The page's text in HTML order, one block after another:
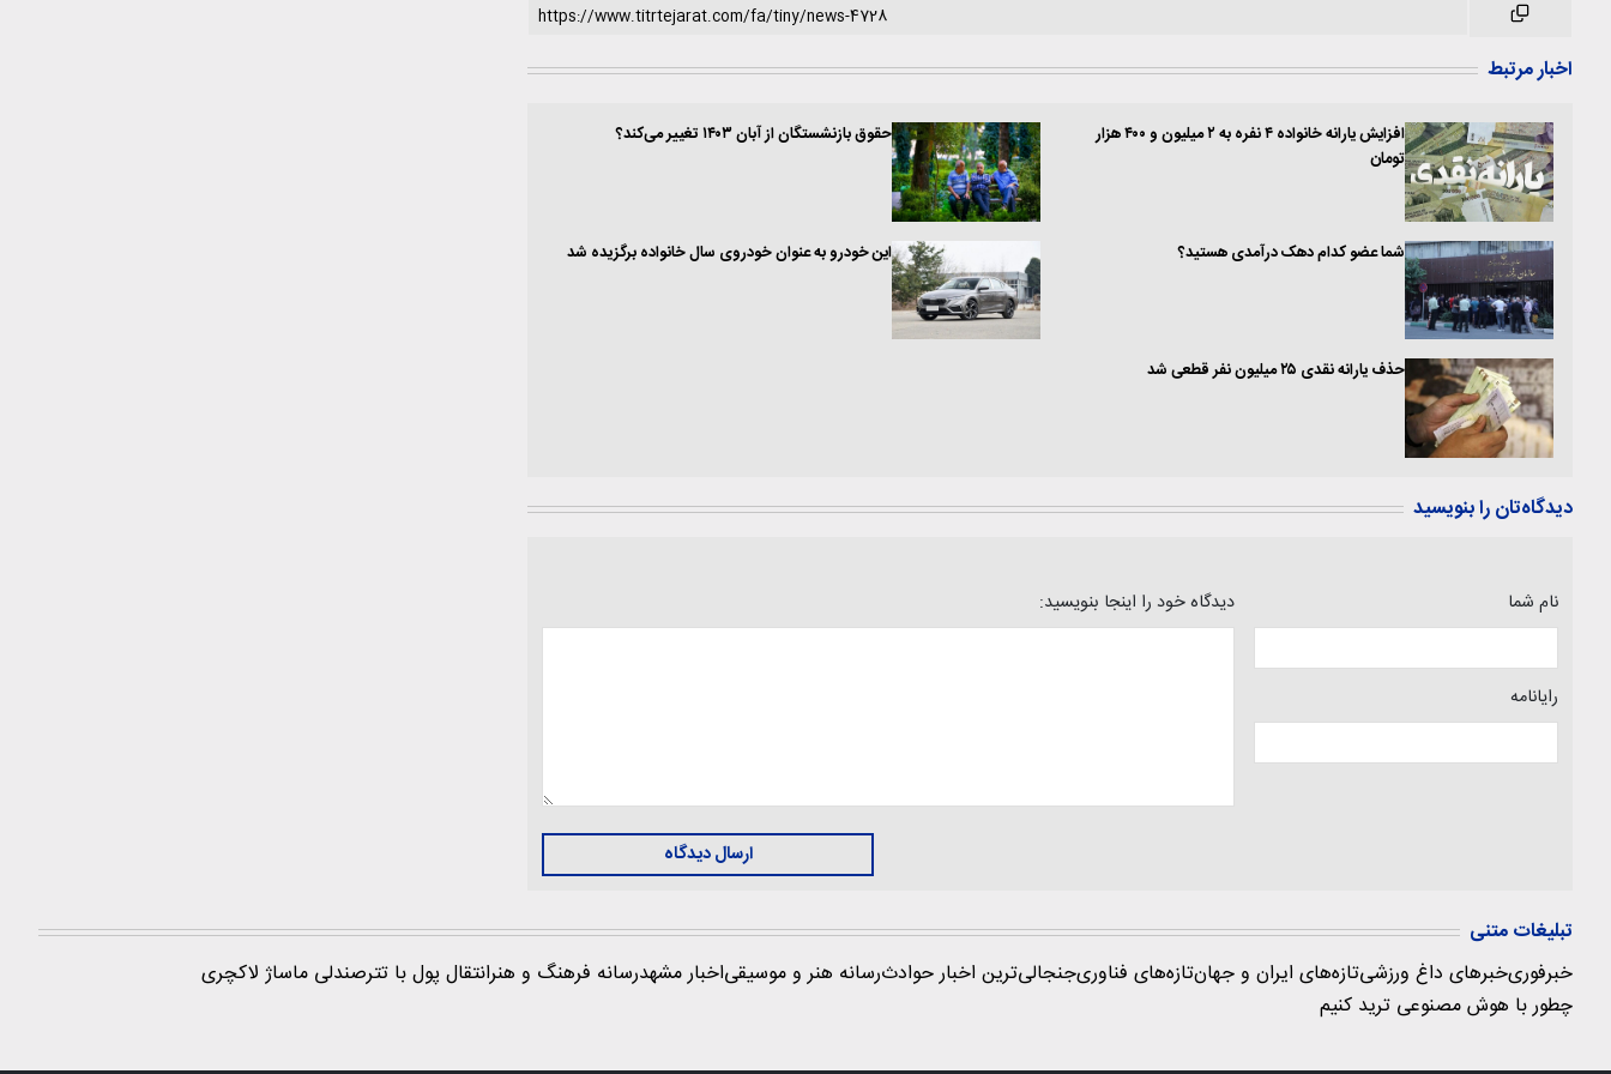
اخبار مرتبط
افزایش یارانه خانواده ۴ نفره به ۲ میلیون و ۴۰۰ هزار
تومان
حقوق بازنشستگان از آبان ۱۴۰۳ تغییر می‌کند؟
شما عضو کدام دهک درآمدی هستید؟ این خودرو به عنوان خودروی سال خانواده برگزیده شد
حذف یارانه نقدی ۲۵ میلیون نفر قطعی شد
دیدگاه‌تان را بنویسید
نام شما
رایانامه
دیدگاه خود را اینجا بنویسید:
ارسال دیدگاه
تبلیغات متنی
خبرفوریخبرهای داغ ورزشیتازه‌های ایران و جهانتازه‌های فناوریجنجالی‌ترین اخبار حوادثرسانه هنر و موسیقیاخبار مشهدرسانه فرهنگ و هنرانتقال پول با تترصندلی ماساژ لاکچری
چطور با هوش مصنوعی ترید کنیم